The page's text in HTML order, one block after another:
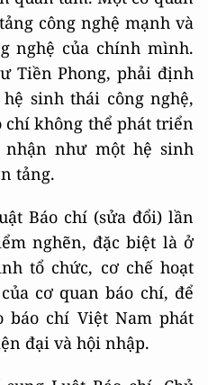
công nghệ mạnh và
nghệ của chính mình.
Tiền Phong, phải định
sinh thái công nghệ,
chí không thể phát triển
như một hệ sinh
tảng.
Báo chí (sửa đổi) lần
nghẽn, đặc biệt là ở
tổ chức, cơ chế hoạt
cơ quan báo chí, để
báo chí Việt Nam phát
đại và hội nhập.